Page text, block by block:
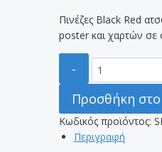
Πινέζες Black Red
poster και χαρτών σε
ΠΙΝΕΖΕΣ
BLACK
RED
ΑΤΣΑΛΙΝΕΣ
ΜΕ
ΠΛΑΣΤΙΚΟ
Προσθήκη στο
Κωδικός προϊόντος:
Περιγραφή